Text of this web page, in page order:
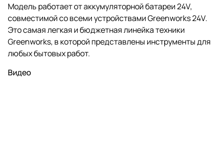
Модель работает от аккумуляторной батареи 24V,
совместимой со всеми устройствами Greenworks 24V.
Это самая легкая и бюджетная линейка техники
Greenworks, в которой представлены инструменты для
любых бытовых работ.
Видео